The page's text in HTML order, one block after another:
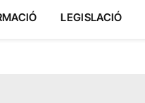
LEGISLACIÓ